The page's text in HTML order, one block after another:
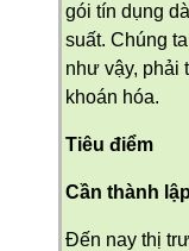
gói tín dụng
suất. Chúng
như vậy, phải
khoán hóa.
Tiêu điểm
Cần thành
Đến nay thị